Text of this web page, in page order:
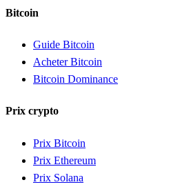
Bitcoin
Guide Bitcoin
Acheter Bitcoin
Bitcoin Dominance
Prix crypto
Prix Bitcoin
Prix Ethereum
Prix Solana